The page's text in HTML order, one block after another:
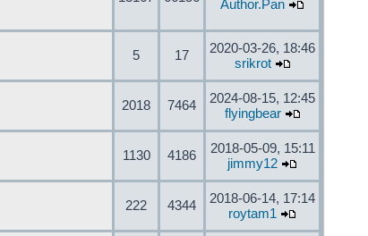
Author.Pan
5 17
2020-03-26, 18:46
srikrot
2018 7464
2024-08-15, 12:45
flyingbear
1130 4186
2018-05-09, 15:11
jimmy12
222 4344
2018-06-14, 17:14
roytam1